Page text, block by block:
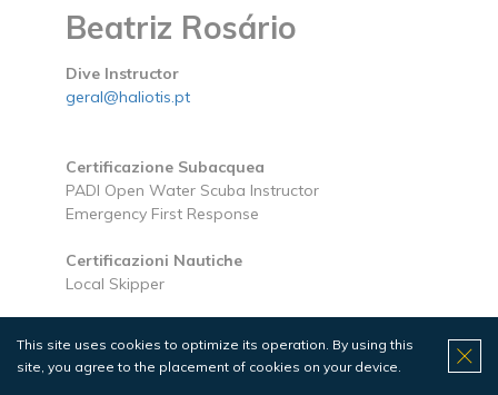
Beatriz Rosário
Dive Instructor
geral@haliotis.pt
Certificazione Subacquea
PADI Open Water Scuba Instructor
Emergency First Response
Certificazioni Nautiche
Local Skipper
Marine Biology
This site uses cookies to optimize its operation. By using this
site, you agree to the placement of cookies on your device.